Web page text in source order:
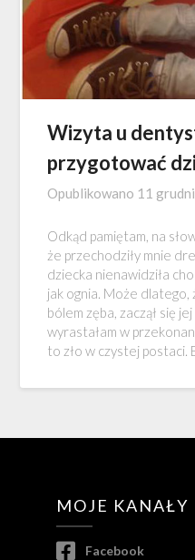
Wizyta u
przygotować
Opublikowano 11
Odkąd pamiętam, na
że przechodziły mnie
dziecka nienawidziła
jak ognia. Może dlatego,
bólem zęba, zaczął się
wyrastałam w
to zło w czystej postaci.
MOJE KANAŁY
Facebook